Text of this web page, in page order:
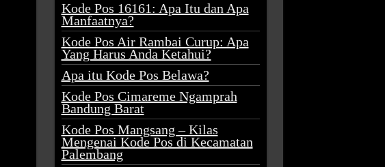
Kode Pos 16161: Apa Itu dan Apa
Manfaatnya?
Kode Pos Air Rambai Curup: Apa
Yang Harus Anda Ketahui?
Apa itu Kode Pos Belawa?
Kode Pos Cimareme Ngamprah
Bandung Barat
Kode Pos Mangsang – Kilas
Mengenai Kode Pos di Kecamatan
Palembang